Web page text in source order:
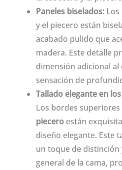
Paneles biselados:Los
y el piecero están
acabado pulido que
madera. Este detalle
dimensión adicional
sensación de
Tallado elegante en
Los bordes superiores
pieceroestán
diseño elegante. Este
un toque de distinción
general de la cama,